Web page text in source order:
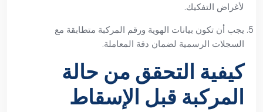
لأغراض التفكيك.
يجب أن تكون بيانات الهوية ورقم المركبة متطابقة مع
السجلات الرسمية لضمان دقة المعاملة.
كيفية التحقق من حالة
المركبة قبل الإسقاط